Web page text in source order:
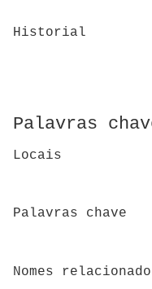
Historial
Palavras
Locais
Palavras chave
Nomes